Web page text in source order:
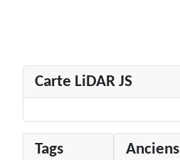
Carte LiDAR JS
Tags
Anciens